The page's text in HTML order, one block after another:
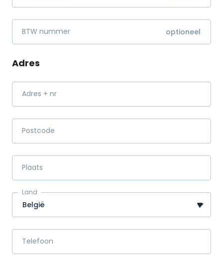
BTW nummer
Adres
Adres + nr
Postcode
Plaats
Land
Telefoon